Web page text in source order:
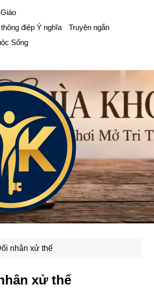
điệp Ý nghĩa
Truyện ngắn
Sống
nhân xử thế
xử thế